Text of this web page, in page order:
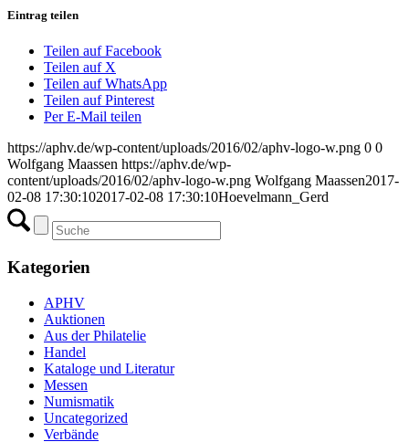
Eintrag teilen
Teilen auf Facebook
Teilen auf X
Teilen auf WhatsApp
Teilen auf Pinterest
Per E-Mail teilen
https://aphv.de/wp-content/uploads/2016/02/aphv-logo-w.png 0 0
Wolfgang Maassen https://aphv.de/wp-
content/uploads/2016/02/aphv-logo-w.png Wolfgang Maassen2017-
02-08 17:30:102017-02-08 17:30:10Hoevelmann_Gerd
Kategorien
APHV
Auktionen
Aus der Philatelie
Handel
Kataloge und Literatur
Messen
Numismatik
Uncategorized
Verbände